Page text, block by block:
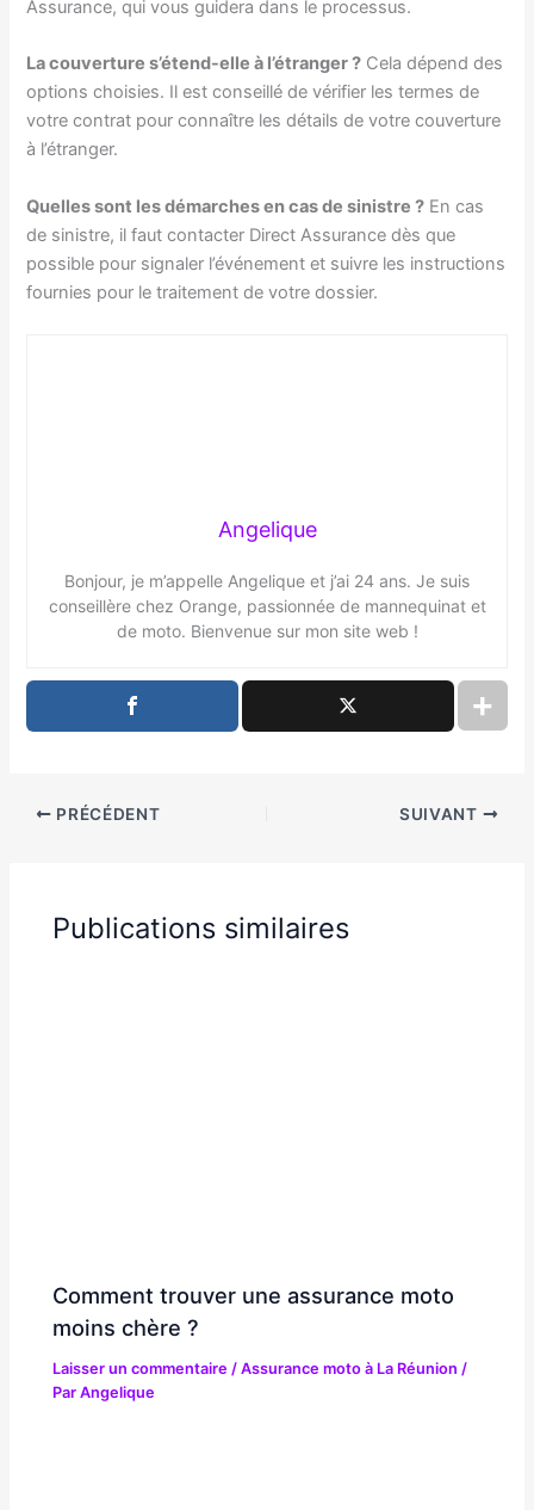
Assurance, qui vous guidera dans le processus.
La couverture s’étend-elle à l’étranger ? Cela dépend des
options choisies. Il est conseillé de vérifier les termes de
votre contrat pour connaître les détails de votre couverture
à l’étranger.
Quelles sont les démarches en cas de sinistre ? En cas
de sinistre, il faut contacter Direct Assurance dès que
possible pour signaler l’événement et suivre les instructions
fournies pour le traitement de votre dossier.
Angelique
Bonjour, je m’appelle Angelique et j’ai 24 ans. Je suis
conseillère chez Orange, passionnée de mannequinat et
de moto. Bienvenue sur mon site web !
PRÉCÉDENT SUIVANT
Publications similaires
Comment trouver une assurance moto
moins chère ?
Laisser un commentaire /Assurance moto à La Réunion /
ParAngelique